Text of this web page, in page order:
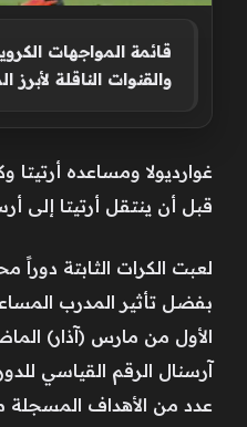
قائمة المواجهات
والقنوات الناقلة لأبرز
قبل أن ينتقل أرتيتا إلى
لعبت الكرات الثابتة دوراً
بفضل تأثير المدرب
الأول من مارس (آذار)
آرسنال الرقم القياسي
عدد من الأهداف